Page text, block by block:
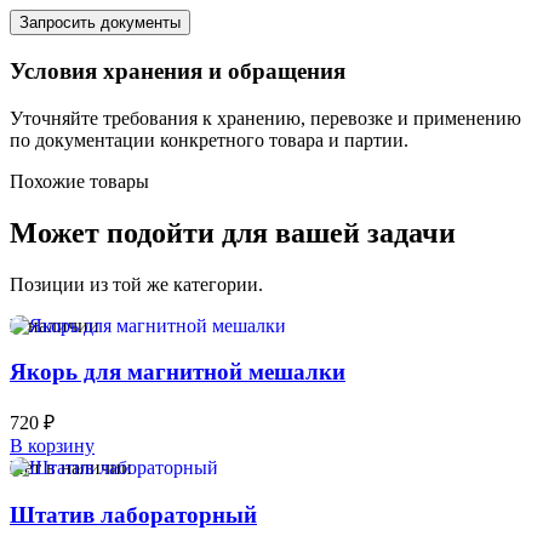
Запросить документы
Условия хранения и обращения
Уточняйте требования к хранению, перевозке и применению
по документации конкретного товара и партии.
Похожие товары
Может подойти для вашей задачи
Позиции из той же категории.
В наличии
Якорь для магнитной мешалки
720 ₽
В корзину
Нет в наличии
Штатив лабораторный